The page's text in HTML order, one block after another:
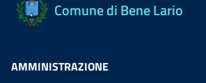
Comune di Bene Lario
AMMINISTRAZIONE